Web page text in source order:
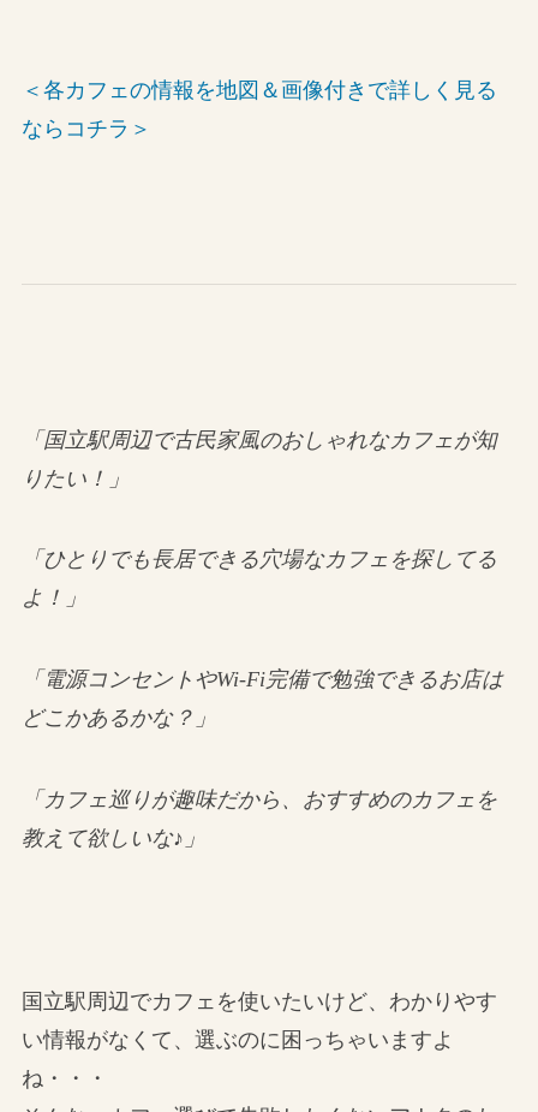
＜各カフェの情報を地図＆画像付きで詳しく見る
ならコチラ＞
「国立駅周辺で古民家風のおしゃれなカフェが知
りたい！」
「ひとりでも長居できる穴場なカフェを探してる
よ！」
「電源コンセントやWi-Fi完備で勉強できるお店は
どこかあるかな？」
「カフェ巡りが趣味だから、おすすめのカフェを
教えて欲しいな♪」
国立駅周辺でカフェを使いたいけど、わかりやす
い情報がなくて、選ぶのに困っちゃいますよ
ね・・・